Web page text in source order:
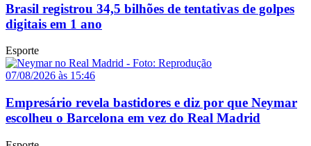
Brasil registrou 34,5 bilhões de tentativas de golpes
digitais em 1 ano
Esporte
07/08/2026 às 15:46
Empresário revela bastidores e diz por que Neymar
escolheu o Barcelona em vez do Real Madrid